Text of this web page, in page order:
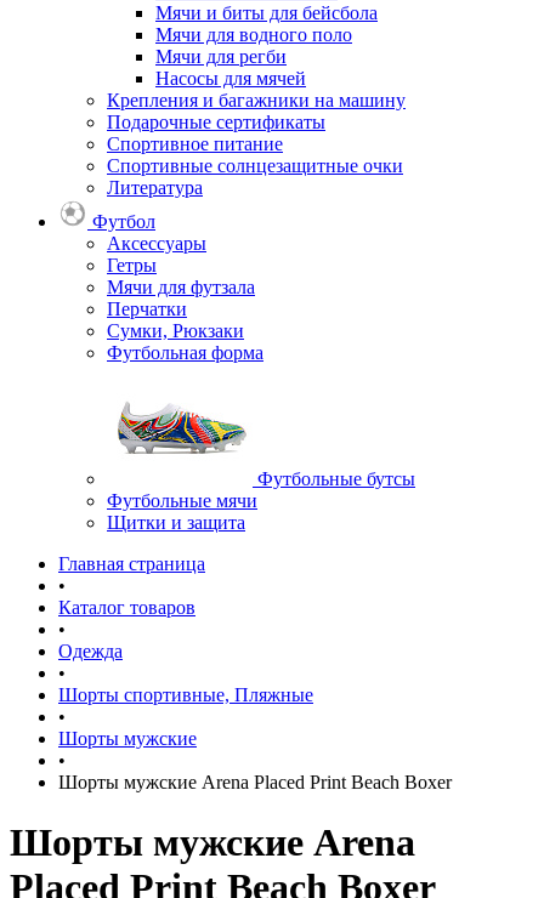
Мячи и биты для бейсбола
Мячи для водного поло
Мячи для регби
Насосы для мячей
Крепления и багажники на машину
Подарочные сертификаты
Спортивное питание
Спортивные солнцезащитные очки
Литература
Футбол
Аксессуары
Гетры
Мячи для футзала
Перчатки
Сумки, Рюкзаки
Футбольная форма
Футбольные бутсы
Футбольные мячи
Щитки и защита
Главная страница
•
Каталог товаров
•
Одежда
•
Шорты спортивные, Пляжные
•
Шорты мужские
•
Шорты мужские Arena Placed Print Beach Boxer
Шорты мужские Arena
Placed Print Beach Boxer